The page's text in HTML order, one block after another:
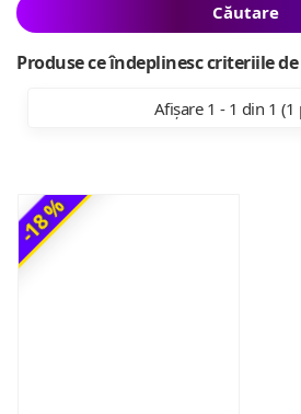
Căutare
Produse ce îndeplinesc criteriile
Afișare 1 - 1 din 1 (1
-18 %